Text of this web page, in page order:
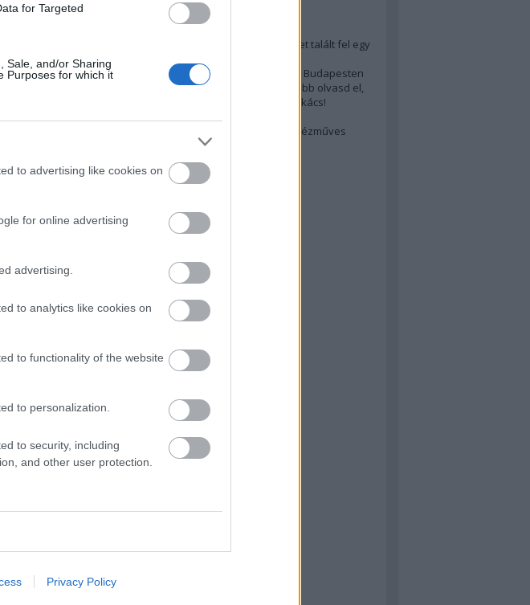
for Targeted
Sale, and/or Sharing
Purposes for which it
to advertising like cookies on
for online advertising
advertising.
to analytics like cookies on
to functionality of the website
to personalization.
to security, including
and other user protection.
Privacy Policy
TOP5
Annyira menő Budapest-térképet talált fel egy
A 10 legjobb (elérhető árú) ebéd Budapesten
Szakács akarsz lenni? Akkor előbb olvasd el,
mit gondol erről egy magyar szakács!
Budapest rejtett kincsei: orosz kézműves
afrikai konyha
ázsiai konyha
baszk konyha
belgium
bocusedor
bocuse dor
dél amerika
English
északi konyha
francia konyha
holland konyha